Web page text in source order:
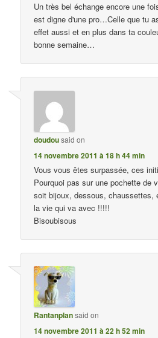
Un très bel échange encore une
est digne d'une pro…Celle que tu
effet aussi et en plus dans ta
bonne semaine…
doudousaid on
14 novembre 2011 à 18 h 44 min
Vous vous êtes surpassée, ces
Pourquoi pas sur une pochette de
soit bijoux, dessous,
la vie qui va avec !!!!!
Bisoubisous
Rantanplansaid on
14 novembre 2011 à 22 h 52 min